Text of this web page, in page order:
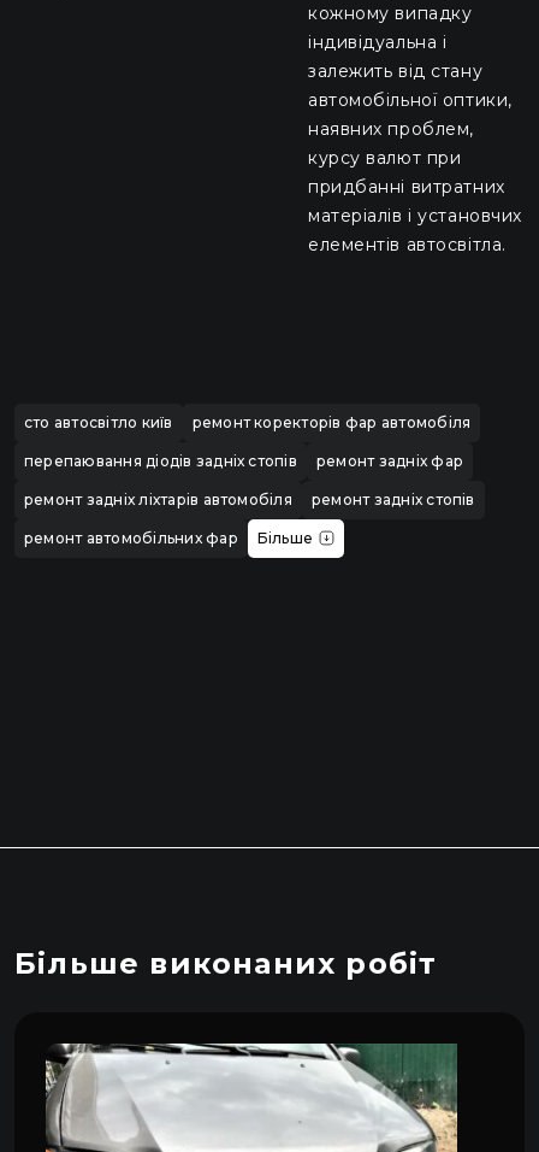
кожному випадку
індивідуальна і
залежить від стану
автомобільної оптики,
наявних проблем,
курсу валют при
придбанні витратних
матеріалів і установчих
елементів автосвітла.
сто автосвітло київ ремонт коректорів фар автомобіля
перепаювання діодів задніх стопів ремонт задніх фар
ремонт задніх ліхтарів автомобіля ремонт задніх стопів
ремонт автомобільних фар Більше
Більше виконаних робіт